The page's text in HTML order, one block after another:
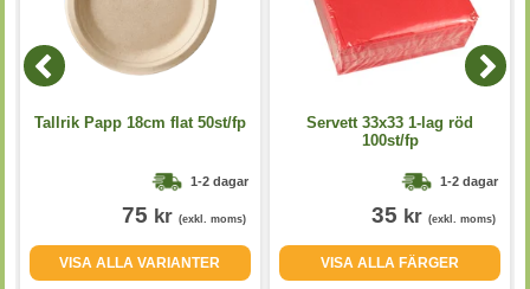
Tallrik Papp 18cm flat 50st/fp
1-2 dagar
75 kr (exkl. moms)
VISA ALLA VARIANTER
Servett 33x33 1-lag röd
100st/fp
1-2 dagar
35 kr (exkl. moms)
VISA ALLA FÄRGER